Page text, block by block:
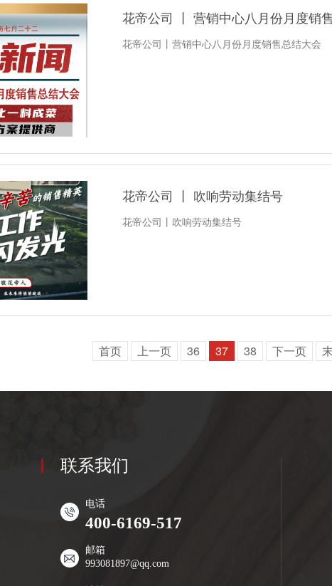
花帝公司 丨 营销中心八月份月度销
花帝公司丨营销中心八月份月度销售总结大会
花帝公司 丨 吹响劳动集结号
花帝公司丨吹响劳动集结号
首页 上一页 36 37 38 下一页
联系我们
电话
400-6169-517
邮箱
993081897@qq.com